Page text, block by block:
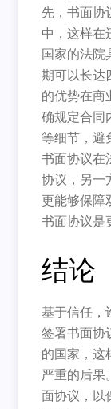
先，书面协
中，这样在
国家的法院
期可以长达
的优势在商
确规定合同
等细节，避
书面协议在
协议，另一
更能够保障
书面协议是
结论
基于信任，
签署书面协
的国家，这
严重的后果
面协议，以